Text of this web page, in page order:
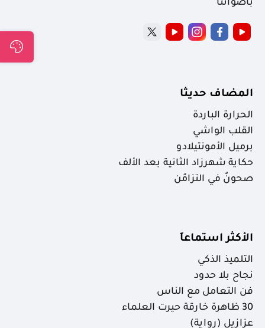
بأصواتنا
المضاف حديثا
الحرارة الباردة
القلب الواشي
برميل الأمونتيلادو
حكاية شهرزاد الثانية بعد الألف
صحونٌ في التزامُن
الأكثر استماعاَ
التلميذ الذكي
نجاح بلا حدود
فن التعامل مع الناس
30 ظاهرة خارقة حيرت العلماء
عزازيل (رواية)